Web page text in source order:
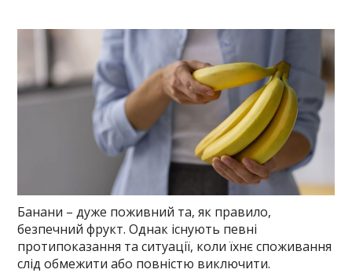
Банани – дуже поживний та, як правило,
безпечний фрукт. Однак існують певні
протипоказання та ситуації, коли їхнє споживання
слід обмежити або повністю виключити.